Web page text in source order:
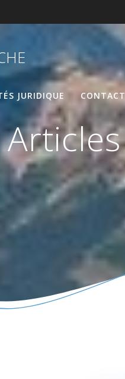
JURIDIQUE CONTACT